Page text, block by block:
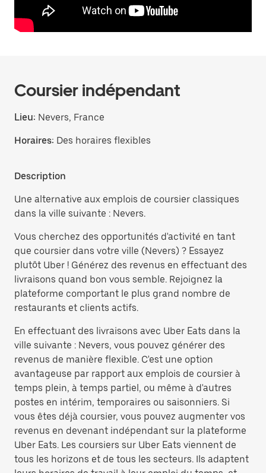
Coursier indépendant
Lieu: Nevers, France
Horaires: Des horaires flexibles
Description
Une alternative aux emplois de coursier classiques
dans la ville suivante : Nevers.
Vous cherchez des opportunités d'activité en tant
que coursier dans votre ville (Nevers) ? Essayez
plutôt Uber ! Générez des revenus en effectuant des
livraisons quand bon vous semble. Rejoignez la
plateforme comportant le plus grand nombre de
restaurants et clients actifs.
En effectuant des livraisons avec Uber Eats dans la
ville suivante : Nevers, vous pouvez générer des
revenus de manière flexible. C'est une option
avantageuse par rapport aux emplois de coursier à
temps plein, à temps partiel, ou même à d'autres
postes en intérim, temporaires ou saisonniers. Si
vous êtes déjà coursier, vous pouvez augmenter vos
revenus en devenant indépendant sur la plateforme
Uber Eats. Les coursiers sur Uber Eats viennent de
tous les horizons et de tous les secteurs. Ils adaptent